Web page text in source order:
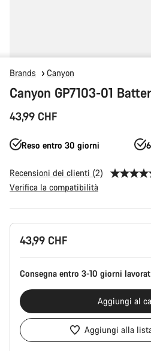
Brands Canyon
Canyon GP7103-01
43,99 CHF
Reso entro 30 giorni
Recensioni dei clienti (2)
Verifica la compatibilità
Configurazione
del43,99 CHF
Consegna entro 3-10 giorni
Aggiungi al
Aggiungi alla